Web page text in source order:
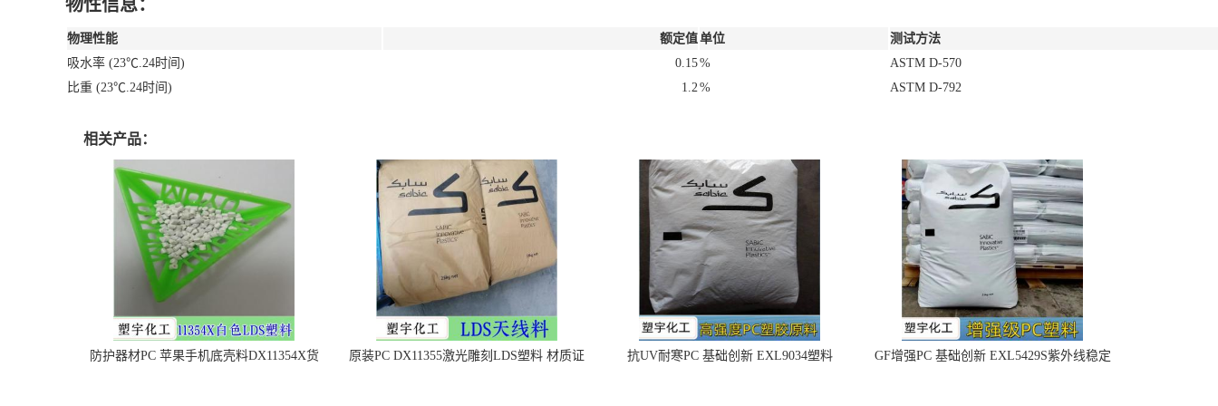
物性信息：
物理性能 额定值单位
测试方法
吸水率 (23℃.24时间)
0.15%
ASTM D-570
比重 (23℃.24时间)
1.2% ASTM D-792
相关产品：
防护器材PC 苹果手机底壳料DX11354X货
原装PC DX11355激光雕刻LDS塑料 材质证
抗UV耐寒PC 基础创新 EXL9034塑料
GF增强PC 基础创新 EXL5429S紫外线稳定